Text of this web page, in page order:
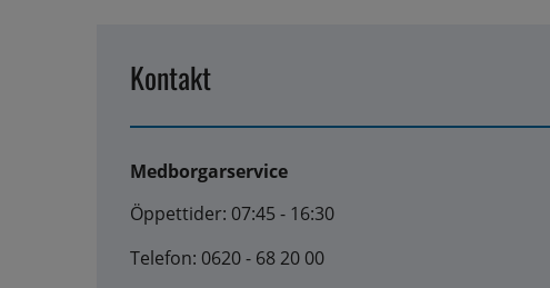
Kontakt
Medborgarservice
Öppettider: 07:45 - 16:30
Telefon: 0620 - 68 20 00